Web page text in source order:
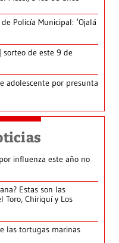
Policía Municipal: ‘Ojalá
sorteo de este 9 de
adolescente por presunta
influenza este año no
Estas son las
Toro, Chiriquí y Los
las tortugas marinas